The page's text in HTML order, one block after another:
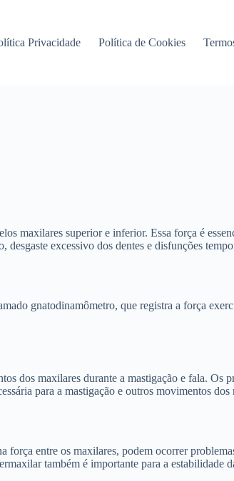
Privacidade Política de Cookies
maxilares superior e inferior. Essa força é
excessivo dos dentes e disfunções
gnatodinamômetro, que registra a força
dos maxilares durante a mastigação e fala. Os
para a mastigação e outros movimentos dos
entre os maxilares, podem ocorrer
também é importante para a estabilidade